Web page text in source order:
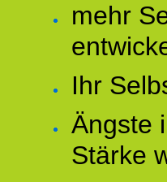
mehr
Ihr
Ängste
Stärke